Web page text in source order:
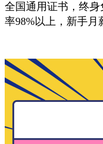
全国通用证书，终
率98%以上，新手月